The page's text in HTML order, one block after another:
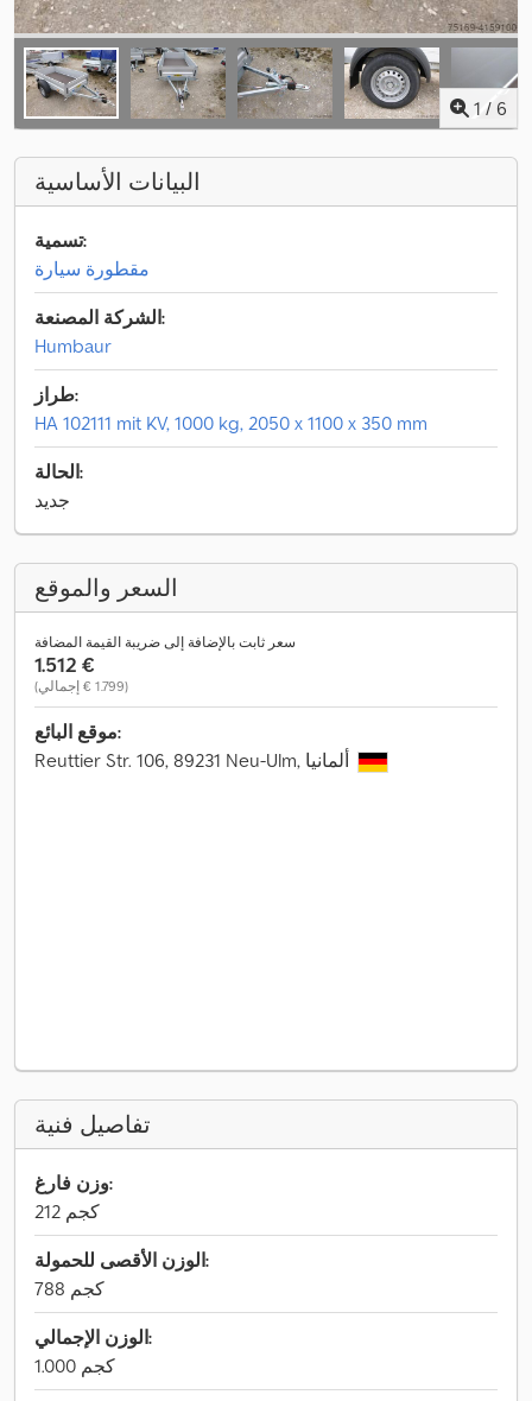
1 / 6
البيانات الأساسية
تسمية:
مقطورة سيارة
الشركة المصنعة:
Humbaur
طراز:
HA 102111 mit KV, 1000 kg, 2050 x 1100 x 350 mm
الحالة:
جديد
السعر والموقع
سعر ثابت بالإضافة إلى ضريبة القيمة المضافة
‏1.512 €
(‏1.799 € إجمالي)
موقع البائع:
تفاصيل فنية
وزن فارغ:
212 كجم
الوزن الأقصى للحمولة:
788 كجم
الوزن الإجمالي:
1.000 كجم